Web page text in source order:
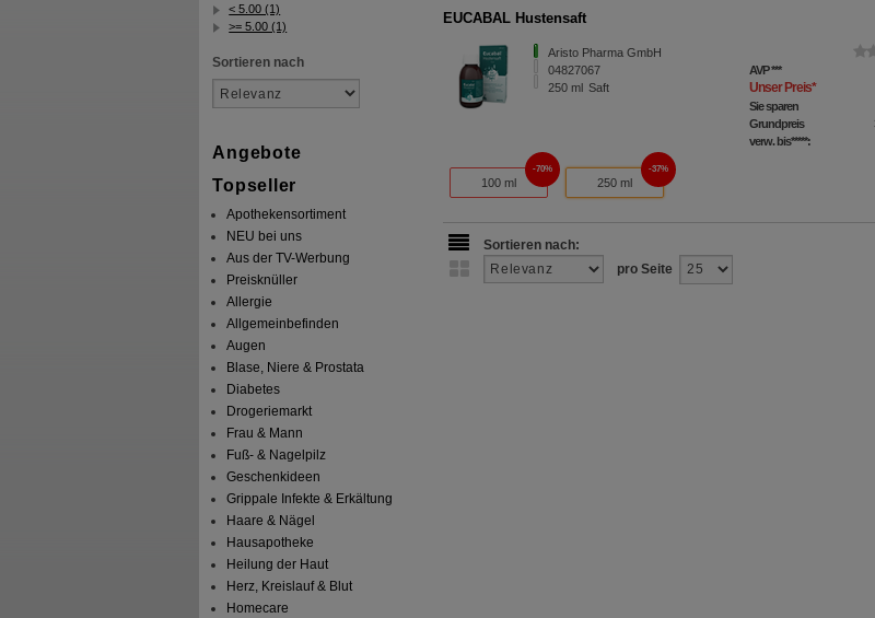
< 5.00 (1)
>= 5.00 (1)
Sortieren nach
Angebote
Topseller
Apothekensortiment
NEU bei uns
Aus der TV-Werbung
Preisknüller
Allergie
Allgemeinbefinden
Augen
Blase, Niere & Prostata
Diabetes
Drogeriemarkt
Frau & Mann
Fuß- & Nagelpilz
Geschenkideen
Grippale Infekte & Erkältung
Haare & Nägel
Hausapotheke
Heilung der Haut
Herz, Kreislauf & Blut
Homecare
EUCABAL Hustensaft
Aristo Pharma GmbH
04827067
250 ml Saft
AVP***
Unser Preis*
Sie sparen
Grundpreis
verw. bis*****:
100 ml
70%
250 ml
37%
Sortieren nach:
pro Seite